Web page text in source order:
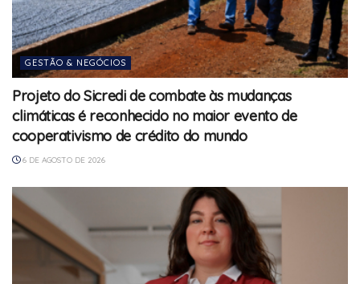
GESTÃO & NEGÓCIOS
Projeto do Sicredi de combate às mudanças
climáticas é reconhecido no maior evento de
cooperativismo de crédito do mundo
6 DE AGOSTO DE 2026